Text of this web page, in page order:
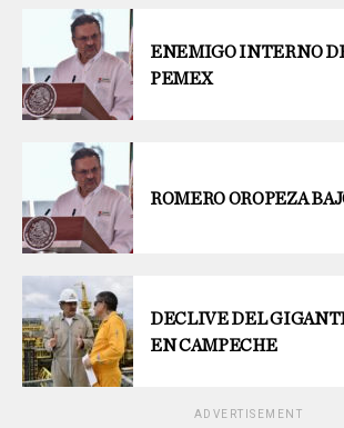
ENEMIGO INTERNO
PEMEX
ROMERO OROPEZA
DECLIVE DEL
EN CAMPECHE
ADVERTISEMENT